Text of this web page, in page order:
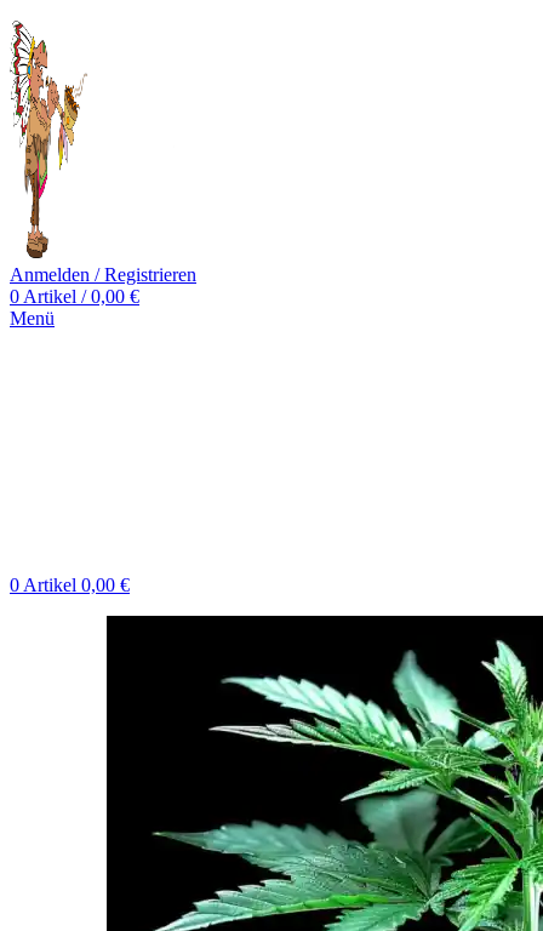
Anmelden / Registrieren
0 Artikel / 0,00 €
Menü
0 Artikel 0,00 €